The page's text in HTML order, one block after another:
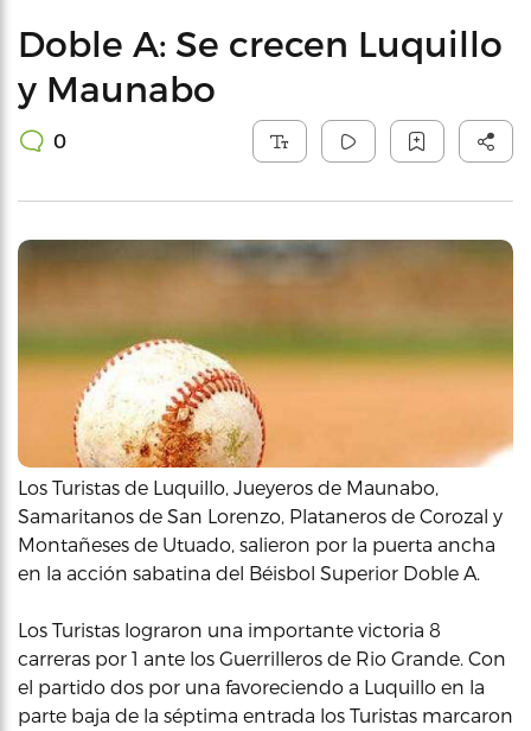
Doble A: Se crecen Luquillo
y Maunabo
0
Los Turistas de Luquillo, Jueyeros de Maunabo,
Samaritanos de San Lorenzo, Plataneros de Corozal y
Montañeses de Utuado, salieron por la puerta ancha
en la acción sabatina del Béisbol Superior Doble A.
Los Turistas lograron una importante victoria 8
carreras por 1 ante los Guerrilleros de Rio Grande. Con
el partido dos por una favoreciendo a Luquillo en la
parte baja de la séptima entrada los Turistas marcaron